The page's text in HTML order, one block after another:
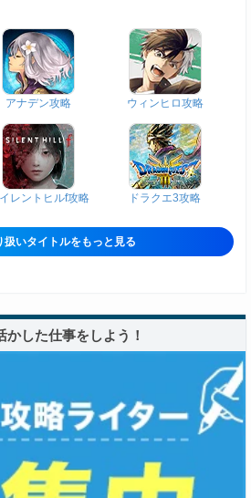
アナデン攻略 ウィンヒロ攻略
レントヒルf攻略 ドラクエ3攻略
扱いタイトルをもっと見る
した仕事をしよう！